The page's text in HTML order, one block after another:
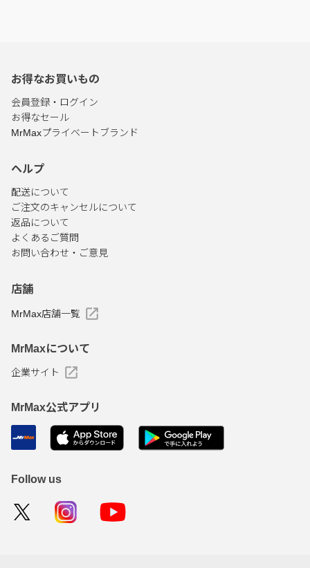
お得なお買いもの
会員登録・ログイン
お得なセール
MrMaxプライベートブランド
ヘルプ
配送について
ご注文のキャンセルについて
返品について
よくあるご質問
お問い合わせ・ご意見
店舗
MrMax店舗一覧
MrMaxについて
企業サイト
MrMax公式アプリ
Follow us